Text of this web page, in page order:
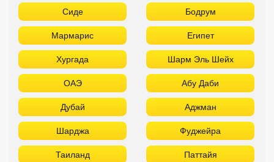
Шарджа Фуджейра
Таиланд Паттайя
Самуй Краби
Као Лак Пхукет
Вьетнам Нячанг
Фантьет Фукуок
Шри Ланка Куба